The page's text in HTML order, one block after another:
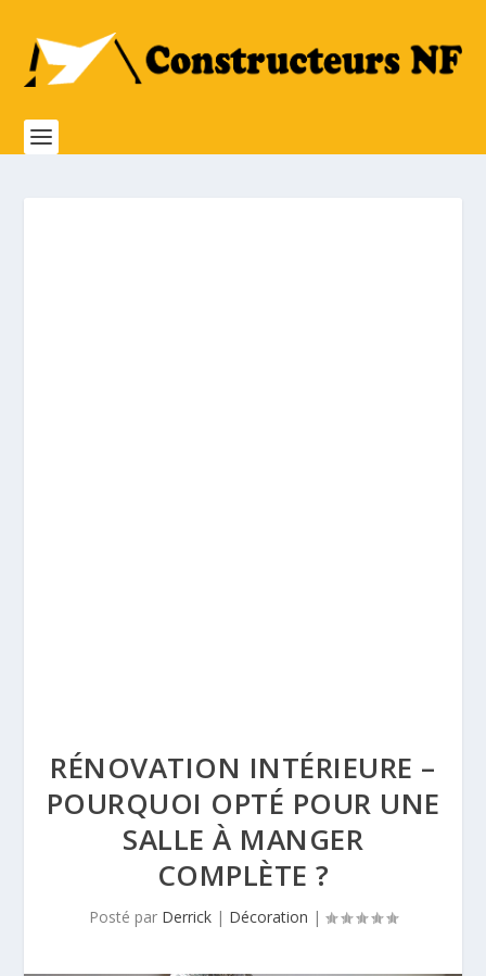
RÉNOVATION INTÉRIEURE –
POURQUOI OPTÉ POUR UNE
SALLE À MANGER
COMPLÈTE ?
Posté par Derrick | Décoration |